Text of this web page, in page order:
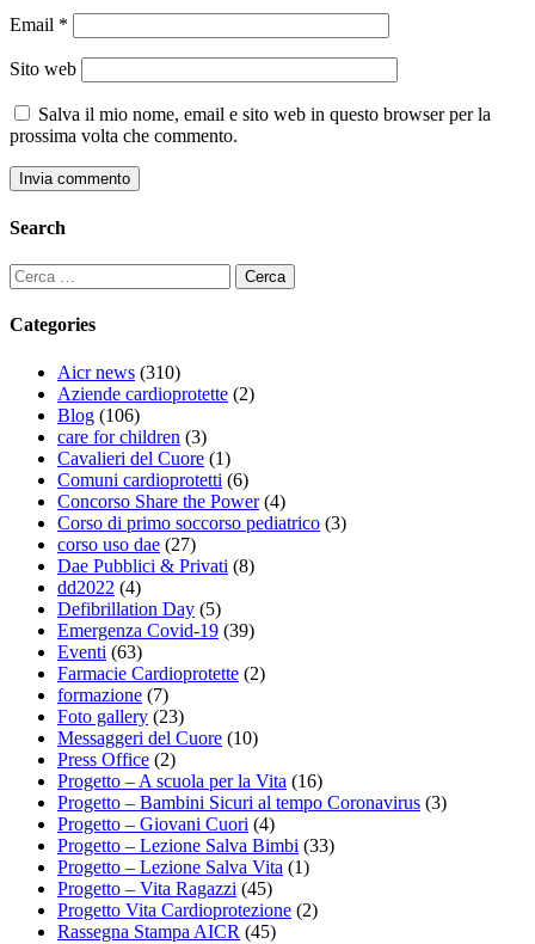
Email *
Sito web
Salva il mio nome, email e sito web in questo browser per la
prossima volta che commento.
Search
Categories
Aicr news (310)
Aziende cardioprotette (2)
Blog (106)
care for children (3)
Cavalieri del Cuore (1)
Comuni cardioprotetti (6)
Concorso Share the Power(4)
Corso di primo soccorso pediatrico (3)
corso uso dae (27)
Dae Pubblici & Privati (8)
dd2022 (4)
Defibrillation Day (5)
Emergenza Covid-19 (39)
Eventi (63)
Farmacie Cardioprotette (2)
formazione (7)
Foto gallery (23)
Messaggeri del Cuore (10)
Press Office (2)
Progetto – A scuola per la Vita (16)
Progetto – Bambini Sicuri al tempo Coronavirus (3)
Progetto – Giovani Cuori (4)
Progetto – Lezione Salva Bimbi (33)
Progetto – Lezione Salva Vita (1)
Progetto – Vita Ragazzi (45)
Progetto Vita Cardioprotezione (2)
Rassegna Stampa AICR (45)